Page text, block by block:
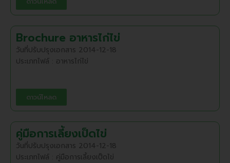
Brochure อาหารไก่ไข่
วันที่ปรับปรุงเอกสาร 2014-12-18
ประเภทไฟล์ : อาหารไก่ไข่
ดาวน์โหลด
คู่มือการเลี้ยงเป็ดไข่
วันที่ปรับปรุงเอกสาร 2014-12-18
ประเภทไฟล์ : คู่มือการเลี้ยงเป็ดไข่